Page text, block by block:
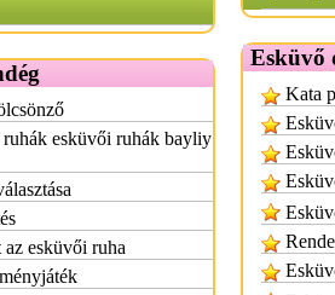
esküvői ruhák bayliy
esküvői ruha
Esküvő
Kata